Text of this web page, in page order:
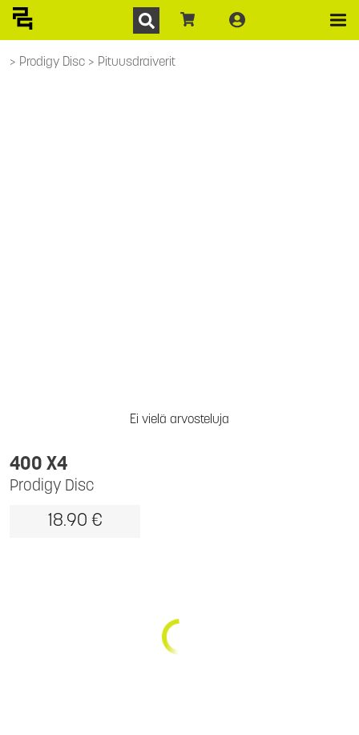
Prodigy Disc Pituusdraiverit
Ei vielä arvosteluja
Prodigy Disc
400 X4
18.90 €